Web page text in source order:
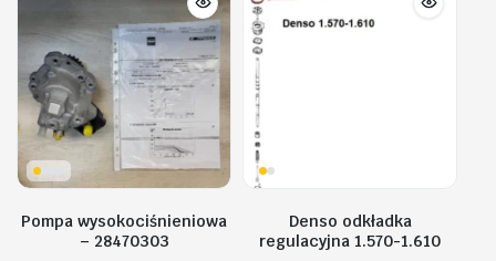
Pompa wysokociśnieniowa
– 28470303
Denso odkładka
regulacyjna 1.570-1.610